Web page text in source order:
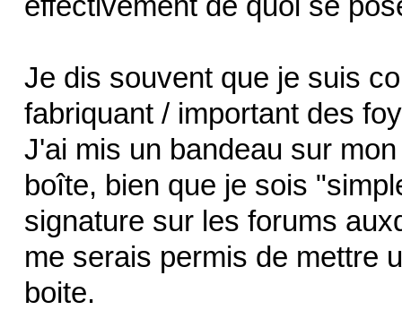
Je dis souvent que je suis
fabriquant / important des
J'ai mis un bandeau sur
boîte, bien que je sois
signature sur les forums
me serais permis de mettre
boite.